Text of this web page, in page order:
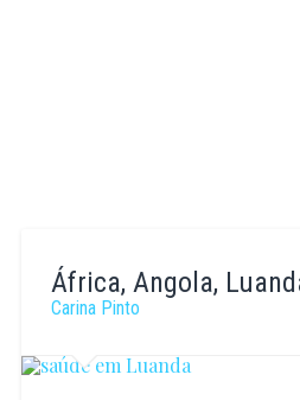
África, Angola,
Carina Pinto